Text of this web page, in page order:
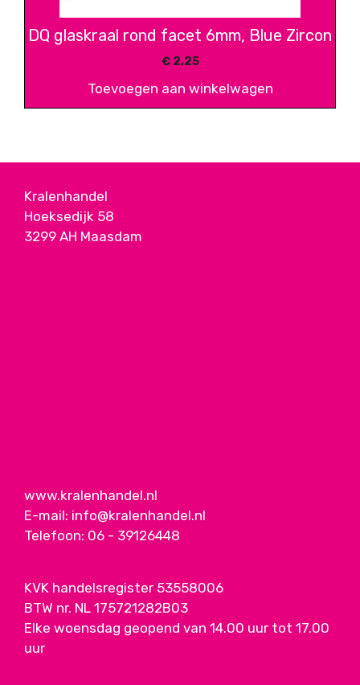
DQ glaskraal rond facet 6mm, Blue Zircon
€2,25
Toevoegen aan winkelwagen
Kralenhandel
Hoeksedijk 58
3299 AH Maasdam
www.kralenhandel.nl
E-mail: info@kralenhandel.nl
Telefoon: 06 - 39126448
KVK handelsregister 53558006
BTW nr. NL 175721282B03
Elke woensdag geopend van 14.00 uur tot 17.00
uur